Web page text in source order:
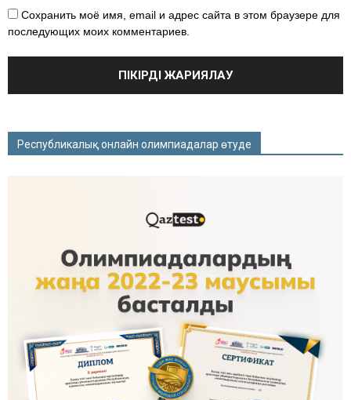
Сохранить моё имя, email и адрес сайта в этом браузере для
последующих моих комментариев.
Республикалық онлайн олимпиадалар өтуде